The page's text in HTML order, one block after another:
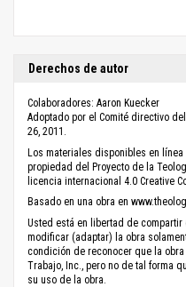
Derechos de autor
Colaboradores: Aaron Kuecker
Adoptado por el Comité directivo
26, 2011.
Los materiales disponibles en
propiedad del Proyecto de la
licencia internacional 4.0 Creative
Basado en una obra en
Usted está en libertad de
modificar (adaptar) la obra
condición de reconocer que la
Trabajo, Inc., pero no de tal forma
su uso de la obra.